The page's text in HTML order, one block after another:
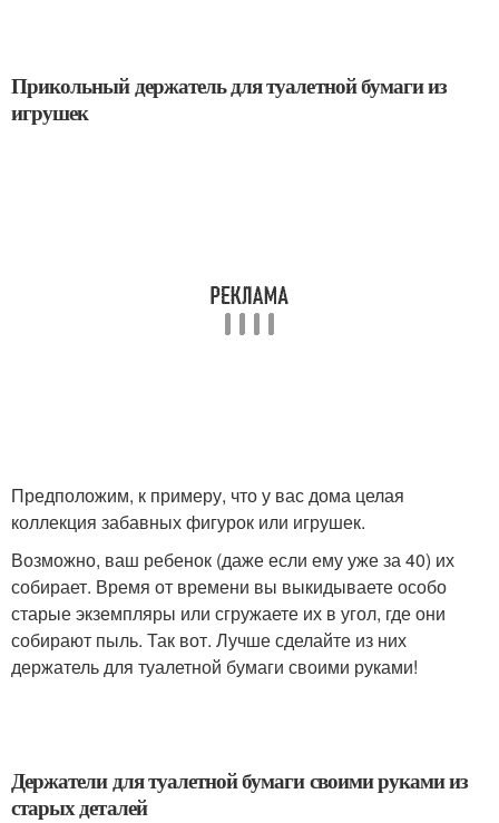
Прикольный держатель для туалетной бумаги из
игрушек
Предположим, к примеру, что у вас дома целая
коллекция забавных фигурок или игрушек.
Возможно, ваш ребенок (даже если ему уже за 40) их
собирает. Время от времени вы выкидываете особо
старые экземпляры или сгружаете их в угол, где они
собирают пыль. Так вот. Лучше сделайте из них
держатель для туалетной бумаги своими руками!
Держатели для туалетной бумаги своими руками из
старых деталей